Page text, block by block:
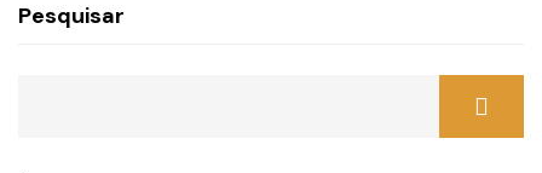
Pesquisar